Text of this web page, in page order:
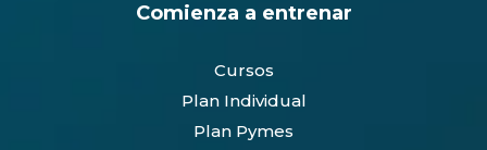
Comienza a entrenar
Cursos
Plan Individual
Plan Pymes